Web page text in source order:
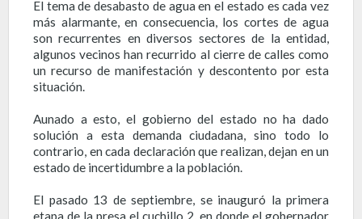
El tema de desabasto de agua en el estado es cada vez
más alarmante, en consecuencia, los cortes de agua
son recurrentes en diversos sectores de la entidad,
algunos vecinos han recurrido al cierre de calles como
un recurso de manifestación y descontento por esta
situación.
Aunado a esto, el gobierno del estado no ha dado
solución a esta demanda ciudadana, sino todo lo
contrario, en cada declaración que realizan, dejan en un
estado de incertidumbre a la población.
El pasado 13 de septiembre, se inauguró la primera
etapa de la presa el cuchillo 2, en donde el gobernador